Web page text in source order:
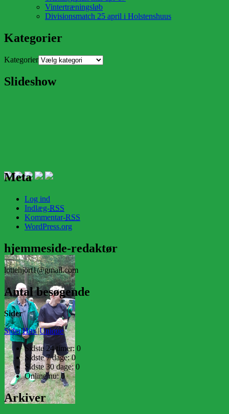
Vintertræningsløb
Divisionsmatch 25 april i Holstenshuus
Kategorier
Kategorier
Slideshow
Meta
Log ind
Indlæg-RSS
Kommentar-RSS
WordPress.org
hjemmeside-redaktør
lottehjort1@gmail.com
Antal besøgende
Sider
Sider|Hits|Unique
Sidste 24 timer:0
Sidste 7 dage:0
Sidste 30 dage:0
Online nu: 0
Arkiver